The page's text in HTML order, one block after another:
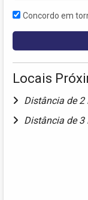
Concordo em
Locais
Distância de 2
Distância de 3